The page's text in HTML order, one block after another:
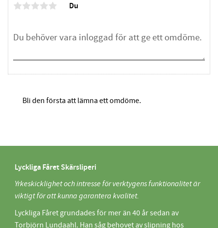
Du
Bli den första att lämna ett omdöme.
Lyckliga Fåret Skärsliperi
Yrkeskicklighet och intresse för verktygens funktionalitet är
viktigt för att kunna garantera kvalitet.
Lyckliga Fåret grundades för mer än 40 år sedan av
Torbjörn Lundaahl. Han såg behovet av slipning hos